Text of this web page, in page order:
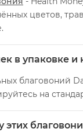
цветов,
в упаковке
благовоний
на
этих